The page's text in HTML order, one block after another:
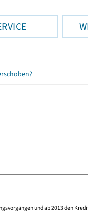
und ab 2013 den